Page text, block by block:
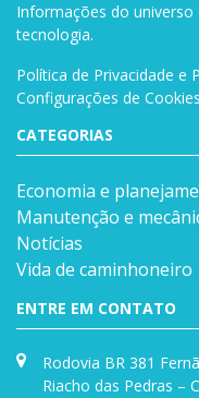
Informações do
tecnologia.
Política de Privacidade e
Configurações de Cookies
CATEGORIAS
Economia e
Manutenção e
Notícias
Vida de caminhoneiro
ENTRE EM CONTATO
Rodovia BR 381
Riacho das Pedras –